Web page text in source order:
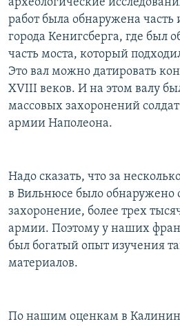
археологические
работ была обнаружена часть
города Кенигсберга, где был
часть моста, который
Это вал можно датировать
XVIII веков. И на этом валу
массовых захоронений
армии Наполеона.
Надо сказать, что за
в Вильнюсе было обнаружено
захоронение, более трех
армии. Поэтому у наших
был богатый опыт изучения
материалов.
По нашим оценкам в